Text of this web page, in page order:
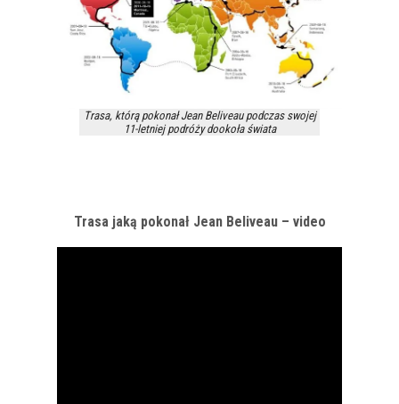
Trasa, którą pokonał Jean Beliveau podczas swojej
11-letniej podróży dookoła świata
Trasa jaką pokonał Jean Beliveau – video